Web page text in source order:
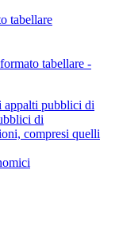
tabellare
tabellare -
appalti pubblici di
di
compresi quelli